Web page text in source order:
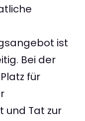
ist
Bei der
für
und Tat zur